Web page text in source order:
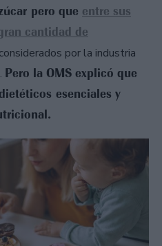
pero que entre sus
cantidad de
por la industria
Pero la OMS explicó que
esenciales y